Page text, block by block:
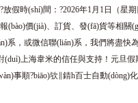
假時(shí)間：?2026年1月1日（星
(bào)價(jià)、訂貨、發(fā)貨等相關
系，或微信聯(lián)系，我們將盡
(duì)上海韋米的信任與支持！元旦
事順?biāo)欤∥錆h百士自動(dòng)